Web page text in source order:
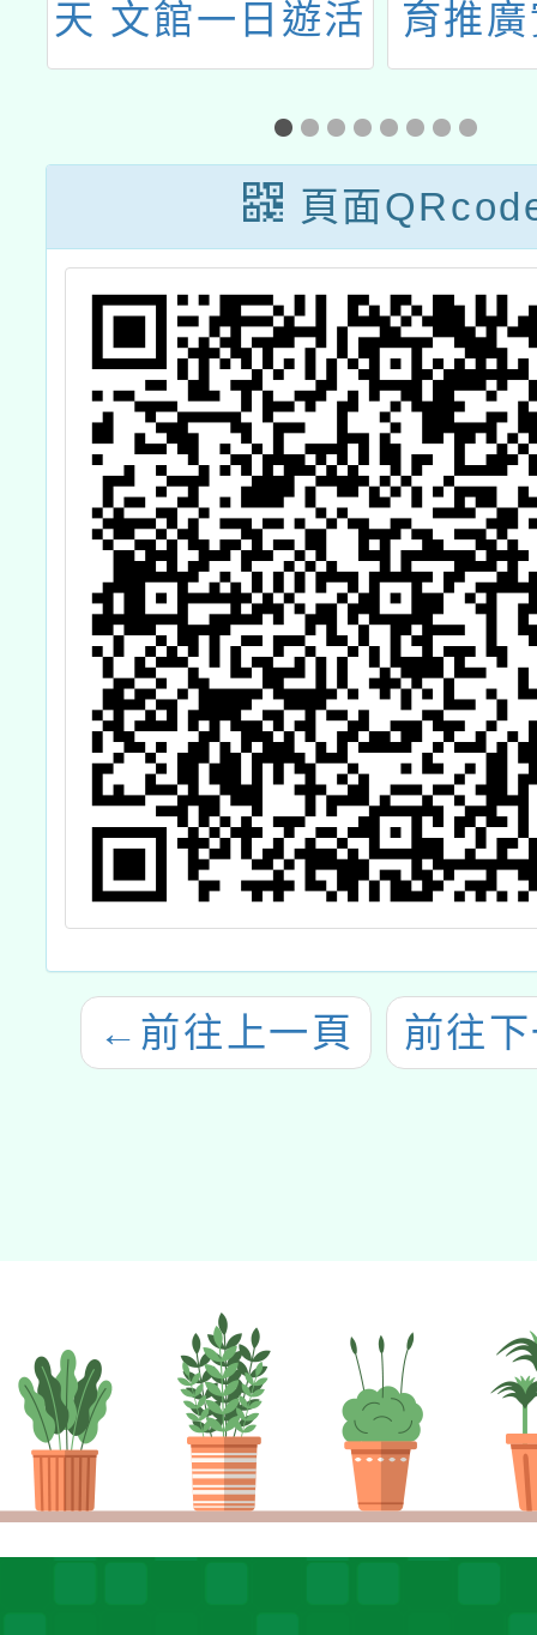
天 文館一日遊活
動
育推
頁面
← 前往上一頁 前往